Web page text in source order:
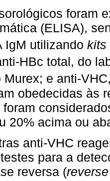
foram
(ELISA),
IgM utilizando kits
HBc total, do
Murex; e anti-
obedecidas às
foram
20% acima ou
anti-VHC
para a
reversa (